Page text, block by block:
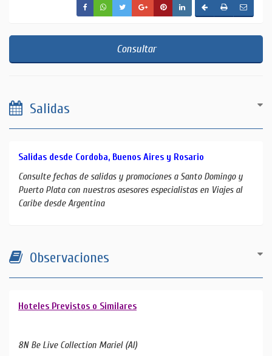
Consultar
Salidas
Salidas desde Cordoba, Buenos Aires y Rosario
Consulte fechas de salidas y promociones a Santo Domingo y
Puerto Plata con nuestros asesores especialistas en Viajes al
Caribe desde Argentina
Observaciones
Hoteles Previstos o Similares
8N Be Live Collection Mariel (AI)